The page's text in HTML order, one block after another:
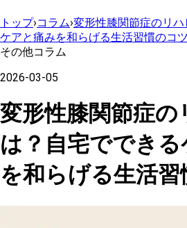
トップ›コラム›変形性膝関節症のリ
ケアと痛みを和らげる生活習慣のコツ
その他コラム
2026-03-05
変形性膝関節症の
は？自宅ででき
を和らげる生活習